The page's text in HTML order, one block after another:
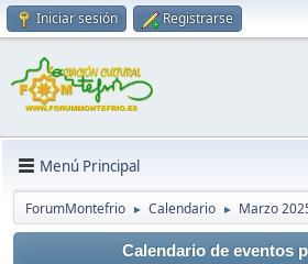
Iniciar sesión Registrarse
Menú Principal
ForumMontefrio ► Calendario ► Marzo
Calendario de eventos